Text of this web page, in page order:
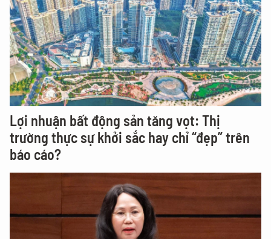
Lợi nhuận bất động sản tăng vọt: Thị
trường thực sự khởi sắc hay chỉ “đẹp” trên
báo cáo?